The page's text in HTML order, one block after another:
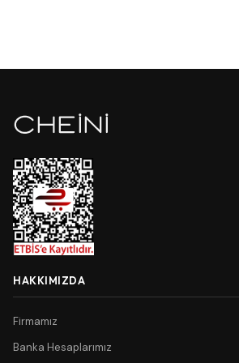
HAKKIMIZDA
Firmamız
Banka Hesaplarımız